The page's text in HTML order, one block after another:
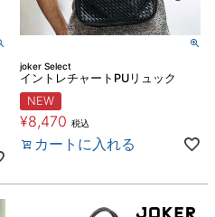
joker Select
イントレチャートPUリュック
NEW
¥8,470 税込
カートに入れる